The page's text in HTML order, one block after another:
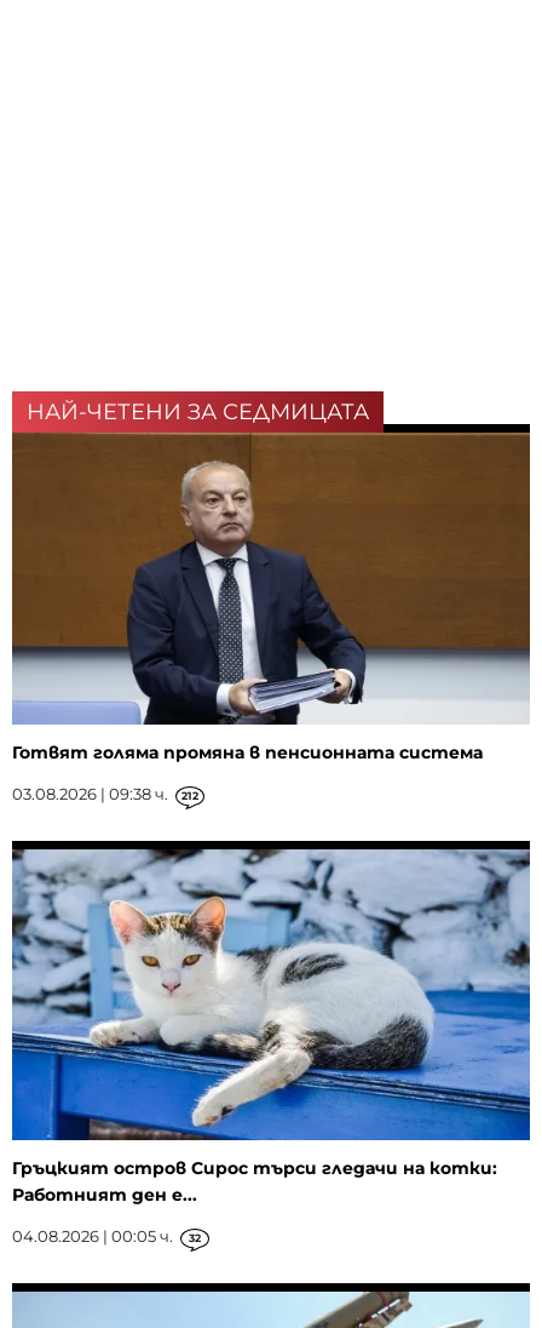
НАЙ-ЧЕТЕНИ ЗА СЕДМИЦАТА
Готвят голяма промяна в пенсионната система
03.08.2026 | 09:38 ч. 212
Гръцкият остров Сирос търси гледачи на котки:
Работният ден е...
04.08.2026 | 00:05 ч. 32